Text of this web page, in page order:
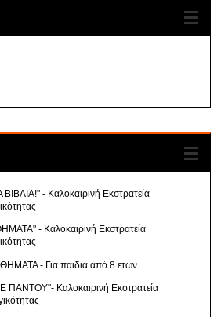
- Καλοκαιρινή Εκστρατεία
- Καλοκαιρινή Εκστρατεία
- Για παιδιά από 8 ετών
Καλοκαιρινή Εκστρατεία